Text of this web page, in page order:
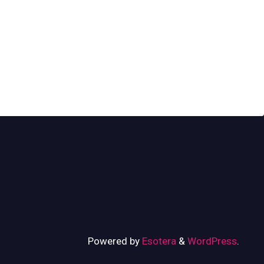
Powered byEsotera & WordPress.